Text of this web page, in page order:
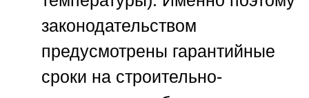
законодательством
предусмотрены гарантийные
сроки на строительно-